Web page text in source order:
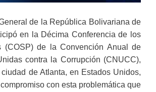
de la República Bolivariana de
en la Décima Conferencia de los
(COSP) de la Convención Anual de
contra la Corrupción (CNUCC),
de Atlanta, en Estados Unidos,
con esta problemática que